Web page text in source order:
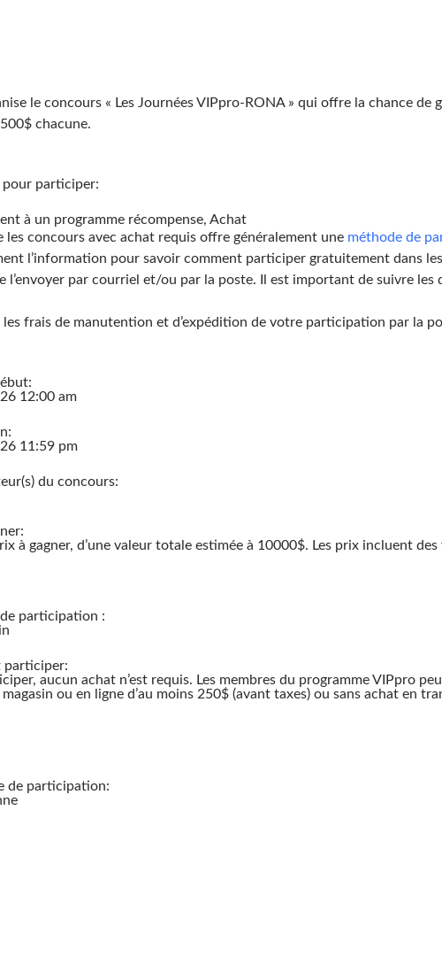
le concours « Les Journées VIPpro-RONA » qui offre la chance
chacune.
pour participer:
à un programme récompense, Achat
les concours avec achat requis offre généralement une méthode de
l’information pour savoir comment participer gratuitement dans
l’envoyer par courriel et/ou par la poste. Il est important de suivre les
frais de manutention et d’expédition de votre participation par la
12:00 am
11:59 pm
du concours:
à gagner, d’une valeur totale estimée à 10000$. Les prix incluent
participation :
participer:
aucun achat n’est requis. Les membres du programme VIPpro
ou en ligne d’au moins 250$ (avant taxes) ou sans achat en
de participation: